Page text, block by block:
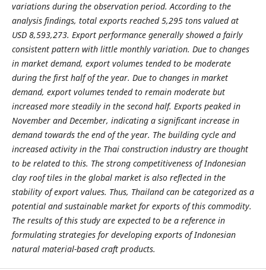
variations during the observation period. According to the
analysis findings, total exports reached 5,295 tons valued at
USD 8,593,273. Export performance generally showed a fairly
consistent pattern with little monthly variation. Due to changes
in market demand, export volumes tended to be moderate
during the first half of the year. Due to changes in market
demand, export volumes tended to remain moderate but
increased more steadily in the second half. Exports peaked in
November and December, indicating a significant increase in
demand towards the end of the year. The building cycle and
increased activity in the Thai construction industry are thought
to be related to this. The strong competitiveness of Indonesian
clay roof tiles in the global market is also reflected in the
stability of export values. Thus, Thailand can be categorized as a
potential and sustainable market for exports of this commodity.
The results of this study are expected to be a reference in
formulating strategies for developing exports of Indonesian
natural material-based craft products.